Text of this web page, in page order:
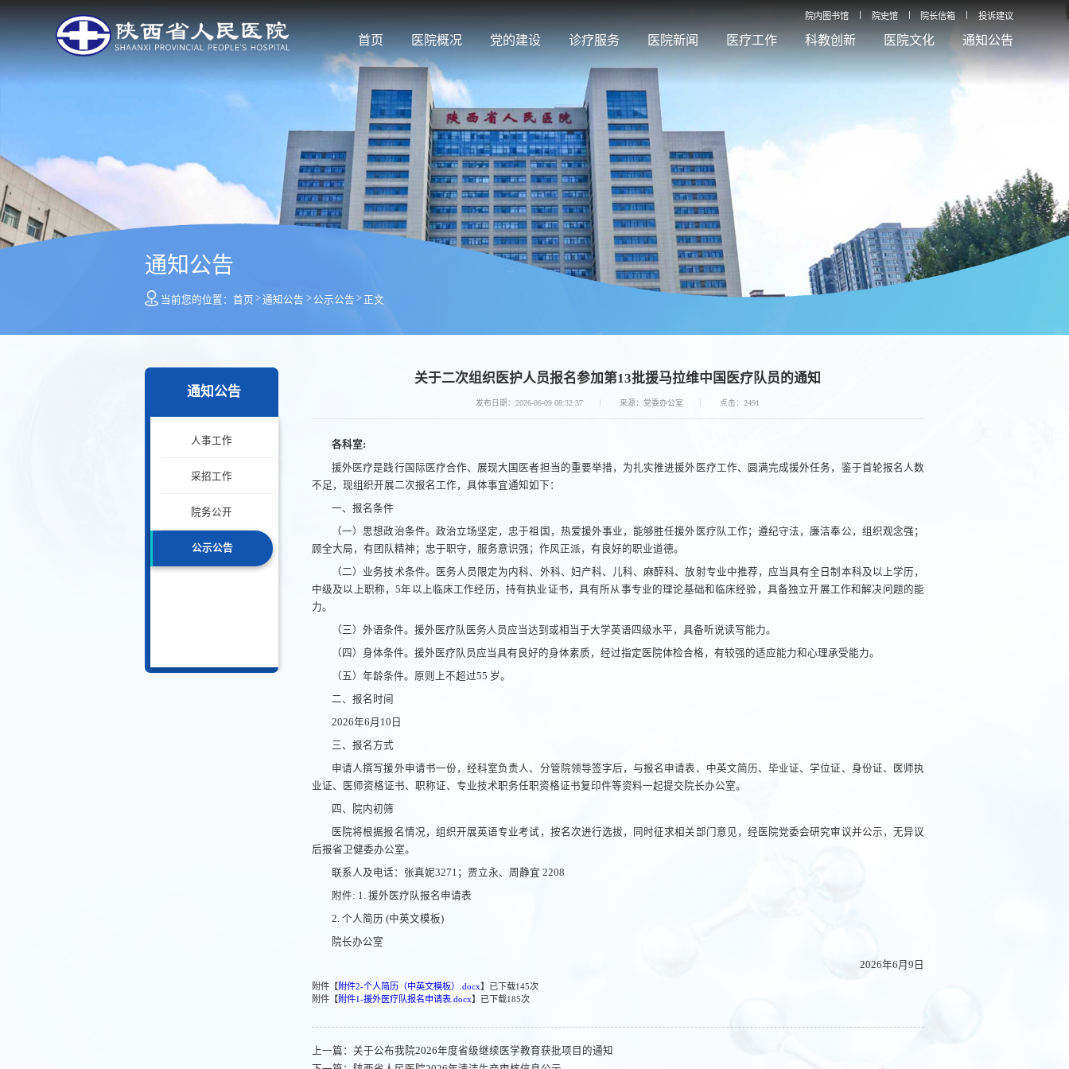
院内图书馆 院史馆 院长信箱 投诉建议
首页 医院概况 党的建设 诊疗服务 医院新闻 医疗工作 科教创新 医院文化 通知公告
通知公告
当前您的位置：首页 >通知公告 > 公示公告 > 正文
通知公告
人事工作
采招工作
院务公开
公示公告
关于二次组织医护人员报名参加第13批援马拉维中国医疗队员的通知
发布日期：2026-06-09 08:32:37 来源：党委办公室 点击： 2491
各科室:
援外医疗是践行国际医疗合作、展现大国医者担当的重要举措，为扎实推进援外医疗工作、圆满完成援外任务，鉴于首轮报名人数
不足，现组织开展二次报名工作，具体事宜通知如下：
一、报名条件
（一）思想政治条件。政治立场坚定，忠于祖国，热爱援外事业，能够胜任援外医疗队工作；遵纪守法，廉洁奉公，组织观念强；
顾全大局，有团队精神；忠于职守，服务意识强；作风正派，有良好的职业道德。
（二）业务技术条件。医务人员限定为内科、外科、妇产科、儿科、麻醉科、放射专业中推荐，应当具有全日制本科及以上学历，
中级及以上职称，5年以上临床工作经历，持有执业证书，具有所从事专业的理论基础和临床经验，具备独立开展工作和解决问题的能
力。
（三）外语条件。援外医疗队医务人员应当达到或相当于大学英语四级水平，具备听说读写能力。
（四）身体条件。援外医疗队员应当具有良好的身体素质，经过指定医院体检合格，有较强的适应能力和心理承受能力。
（五）年龄条件。原则上不超过55 岁。
二、报名时间
2026年6月10日
三、报名方式
申请人撰写援外申请书一份，经科室负责人、分管院领导签字后，与报名申请表、中英文简历、毕业证、学位证、身份证、医师执
业证、医师资格证书、职称证、专业技术职务任职资格证书复印件等资料一起提交院长办公室。
四、院内初筛
医院将根据报名情况，组织开展英语专业考试，按名次进行选拔，同时征求相关部门意见，经医院党委会研究审议并公示，无异议
后报省卫健委办公室。
联系人及电话：张真妮3271；贾立永、周静宜 2208
附件: 1. 援外医疗队报名申请表
2. 个人简历 (中英文模板)
院长办公室
2026年6月9日
附件【附件2-个人简历（中英文模板）.docx】已下载145次
附件【附件1-援外医疗队报名申请表.docx】已下载185次
上一篇： 关于公布我院2026年度省级继续医学教育获批项目的通知